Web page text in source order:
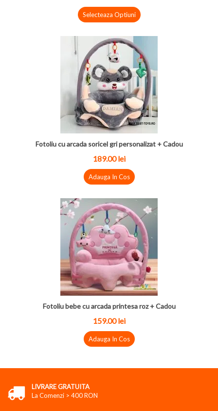
Selecteaza Optiuni
Fotoliu cu arcada soricel gri personalizat + Cadou
189.00 lei
Adauga In Cos
Fotoliu bebe cu arcada printesa roz + Cadou
159.00 lei
Adauga In Cos
LIVRARE GRATUITA
La Comenzi > 400 RON